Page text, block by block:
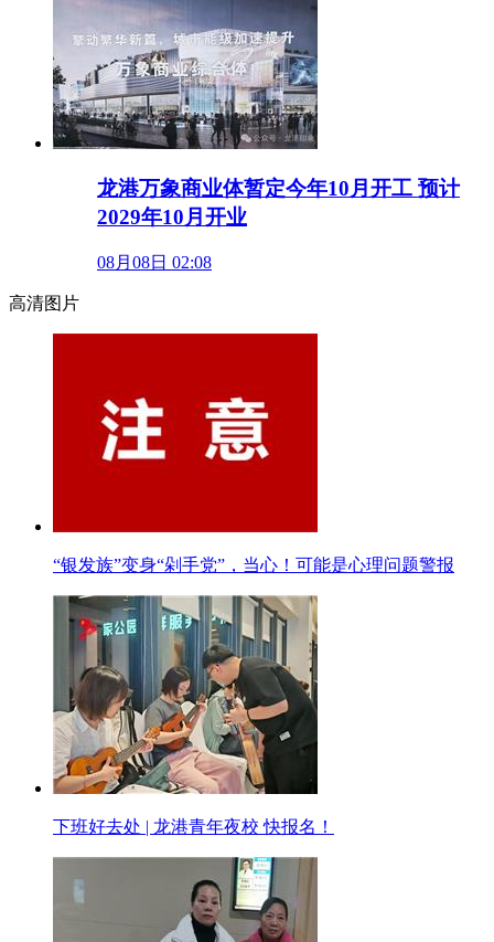
龙港万象商业体暂定今年10月开工 预计
2029年10月开业
08月08日 02:08
高清图片
“银发族”变身“剁手党”，当心！可能是心理问题警报
下班好去处 | 龙港青年夜校 快报名！